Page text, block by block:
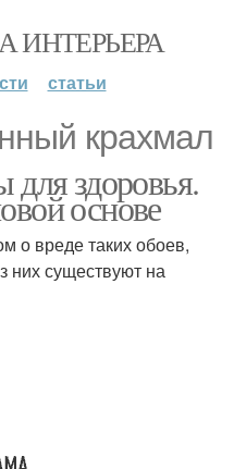
ИНТЕРЬЕРА
статьи
крахмал
для здоровья.
основе
о вреде таких обоев,
них существуют на